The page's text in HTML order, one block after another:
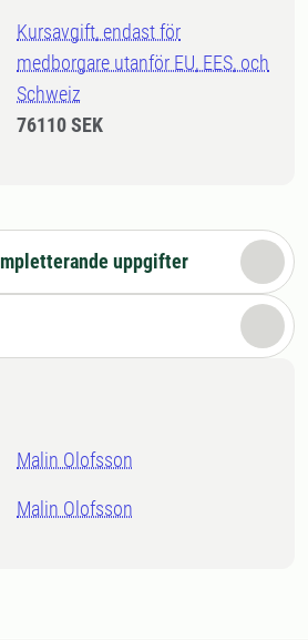
Kursavgift, endast för
medborgare utanför EU, EES, och
Schweiz
76110 SEK
uppgifter
Malin Olofsson
Malin Olofsson